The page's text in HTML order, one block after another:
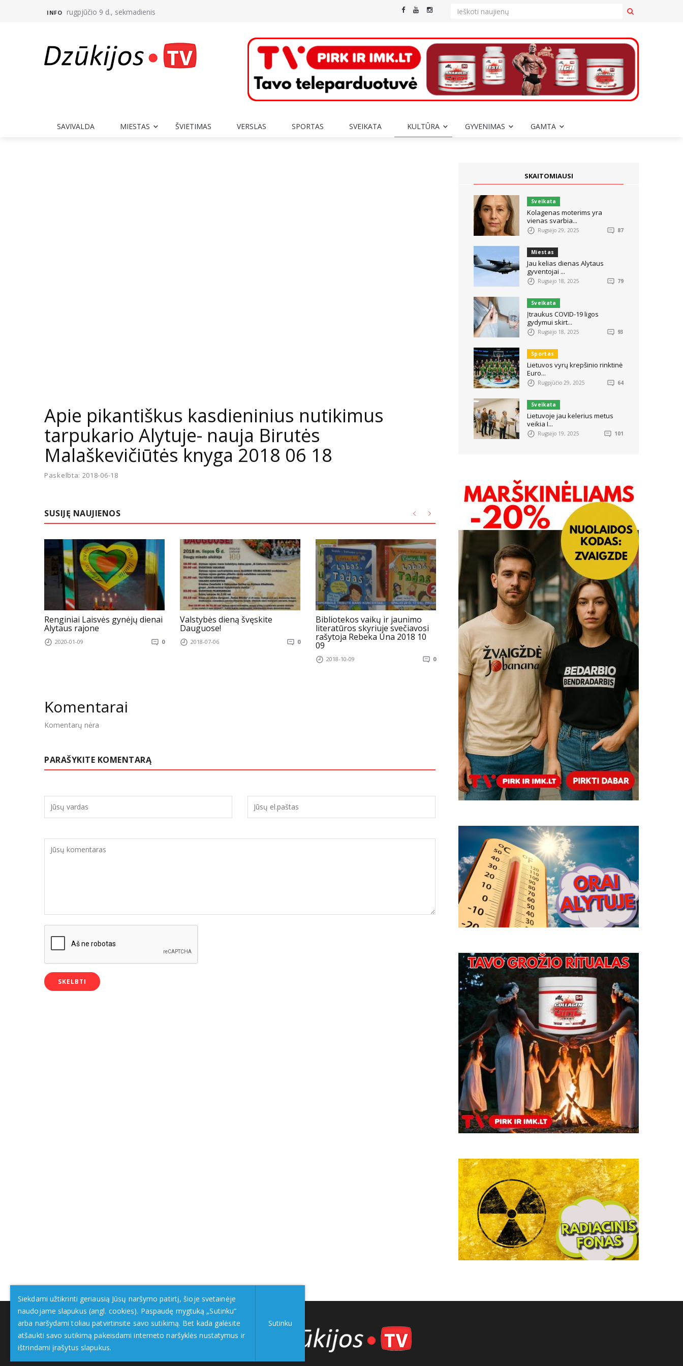
INFO rugpjūčio 9 d., sekmadienis
SAVIVALDA MIESTAS ŠVIETIMAS VERSLAS SPORTAS SVEIKATA KULTŪRA GYVENIMAS GAMTA
Apie pikantiškus kasdieninius nutikimus
tarpukario Alytuje- nauja Birutės
Malaškevičiūtės knyga 2018 06 18
Paskelbta: 2018-06-18
SUSIJĘ NAUJIENOS
Renginiai Laisvės gynėjų dienai
Alytaus rajone
2020-01-09 0
Valstybės dieną švęskite
Dauguose!
2018-07-06 0
Bibliotekos vaikų ir jaunimo
literatūros skyriuje svečiavosi
rašytoja Rebeka Una 2018 10
09
2018-10-09 0
Lazdijų meras lankėsi Salų
kaimo bendruomenėje
2017-12-14 0
Jaunuosius menininkus
kviečiame teikti
Alytaus miesto
stipendijų skyrimo
2023-11-04
Komentarai
Komentarų nėra
PARAŠYKITE KOMENTARĄ
SKAITOMIAUSI
Sveikata
Kolagenas moterims yra
vienas svarbia...
Rugsėjo 29, 2025 87
Miestas
Jau kelias dienas Alytaus
gyventojai ...
Rugsėjo 18, 2025 79
Sveikata
Įtraukus COVID-19 ligos
gydymui skirt...
Rugsėjo 18, 2025 93
Sportas
Lietuvos vyrų krepšinio rinktinė
Euro...
Rugpjūčio 29, 2025 64
Sveikata
Lietuvoje jau kelerius metus
veikia I...
Rugsėjo 19, 2025 101
Siekdami užtikrinti geriausią Jūsų naršymo patirtį, šioje svetainėje
naudojame slapukus (angl. cookies). Paspaudę mygtuką „Sutinku“
arba naršydami toliau patvirtinsite savo sutikimą. Bet kada galėsite
atšaukti savo sutikimą pakeisdami interneto naršyklės nustatymus ir
ištrindami įrašytus slapukus.
Sutinku